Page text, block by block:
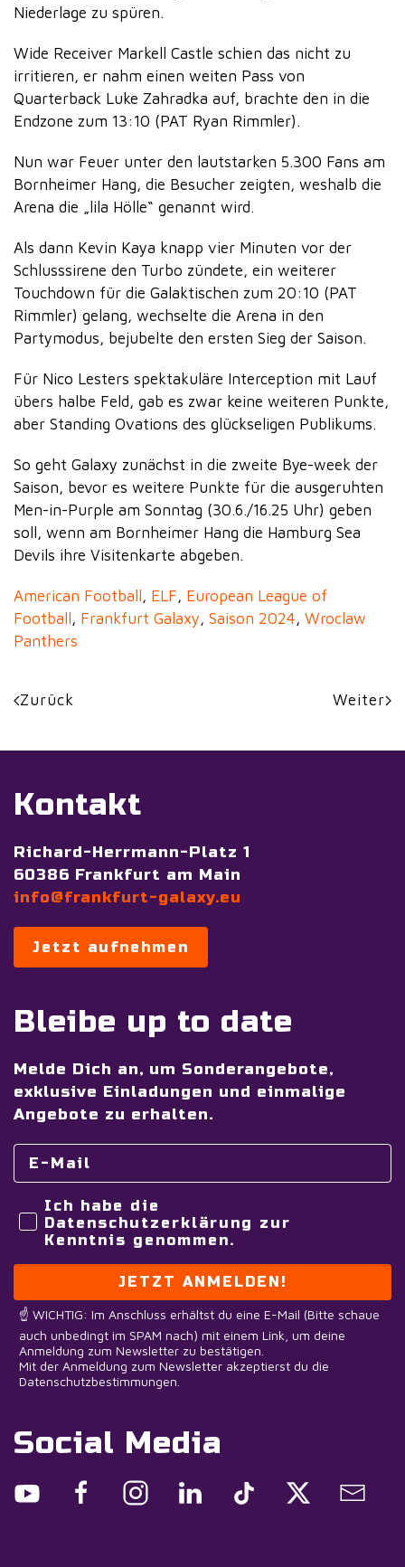
Niederlage zu spüren.
Wide Receiver Markell Castle schien das nicht zu
irritieren, er nahm einen weiten Pass von
Quarterback Luke Zahradka auf, brachte den in die
Endzone zum 13:10 (PAT Ryan Rimmler).
Nun war Feuer unter den lautstarken 5.300 Fans am
Bornheimer Hang, die Besucher zeigten, weshalb die
Arena die „lila Hölle“ genannt wird.
Als dann Kevin Kaya knapp vier Minuten vor der
Schlusssirene den Turbo zündete, ein weiterer
Touchdown für die Galaktischen zum 20:10 (PAT
Rimmler) gelang, wechselte die Arena in den
Partymodus, bejubelte den ersten Sieg der Saison.
Für Nico Lesters spektakuläre Interception mit Lauf
übers halbe Feld, gab es zwar keine weiteren Punkte,
aber Standing Ovations des glückseligen Publikums.
So geht Galaxy zunächst in die zweite Bye-week der
Saison, bevor es weitere Punkte für die ausgeruhten
Men-in-Purple am Sonntag (30.6./16.25 Uhr) geben
soll, wenn am Bornheimer Hang die Hamburg Sea
Devils ihre Visitenkarte abgeben.
American Football, ELF, European League of
Football, Frankfurt Galaxy, Saison 2024, Wroclaw
Panthers
Zurück Weiter
Kontakt
Richard-Herrmann-Platz 1
60386 Frankfurt am Main
info@frankfurt-galaxy.eu
Jetzt aufnehmen
Bleibe up to date
Melde Dich an, um Sonderangebote,
exklusive Einladungen und einmalige
Angebote zu erhalten.
Ich habe die
Datenschutzerklärung zur
Kenntnis genommen.
JETZT ANMELDEN!
☝️ WICHTIG: Im Anschluss erhältst du eine E-Mail (Bitte schaue
auch unbedingt im SPAM nach) mit einem Link, um deine
Anmeldung zum Newsletter zu bestätigen.
Mit der Anmeldung zum Newsletter akzeptierst du die
Datenschutzbestimmungen.
Social Media